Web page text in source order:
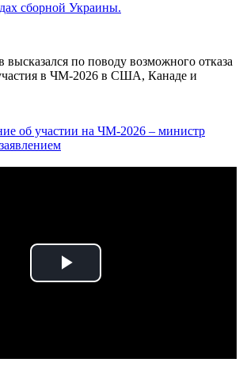
сборной Украины.
по поводу возможного отказа
в ЧМ-2026 в США, Канаде и
об участии на ЧМ-2026 – министр
Play